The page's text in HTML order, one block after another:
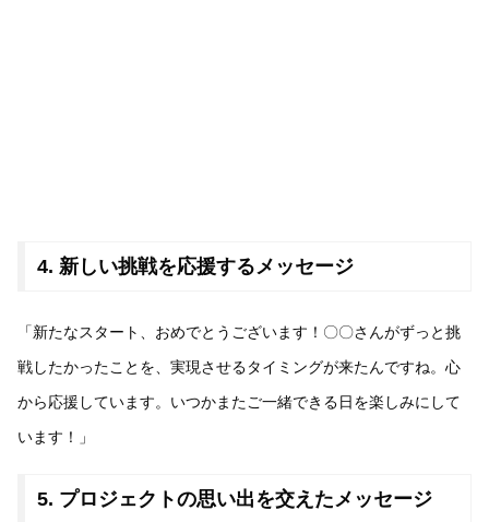
4. 新しい挑戦を応援するメッセージ
「新たなスタート、おめでとうございます！〇〇さんがずっと挑
戦したかったことを、実現させるタイミングが来たんですね。心
から応援しています。いつかまたご一緒できる日を楽しみにして
います！」
5. プロジェクトの思い出を交えたメッセージ